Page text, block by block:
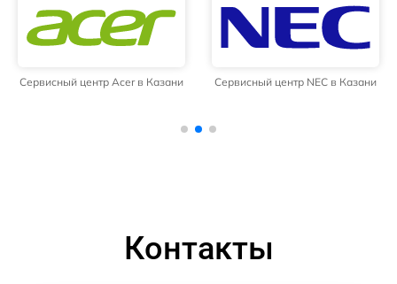
Сервисный центр Acer в Казани Сервисный центр NEC в Казани
Контакты